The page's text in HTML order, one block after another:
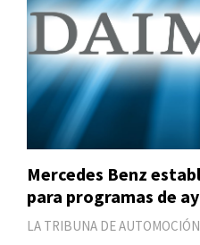
Mercedes Benz
para programas de
LA TRIBUNA DE AUTOMOCIÓN